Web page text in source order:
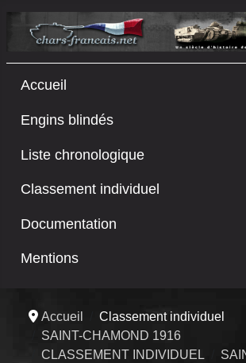
Accueil
Engins blindés
Liste chronologique
Classement individuel
Documentation
Mentions
Accueil
Classement individuel
SAINT-CHAMOND 1916
CLASSEMENT INDIVIDUEL